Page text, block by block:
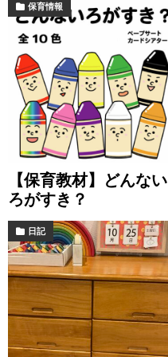
保育情報
【保育教材】どんない
ろがすき？
日記